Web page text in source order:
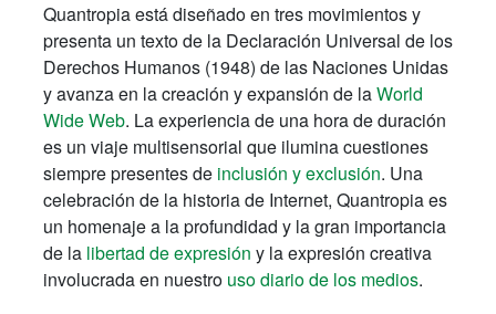
Quantropia está diseñado en tres movimientos y
presenta un texto de la Declaración Universal de los
Derechos Humanos (1948) de las Naciones Unidas
y avanza en la creación y expansión de laWorld
Wide Web. La experiencia de una hora de duración
es un viaje multisensorial que ilumina cuestiones
siempre presentes de inclusión y exclusión. Una
celebración de la historia de Internet, Quantropia es
un homenaje a la profundidad y la gran importancia
de la libertad de expresión y la expresión creativa
involucrada en nuestro uso diario de los medios.